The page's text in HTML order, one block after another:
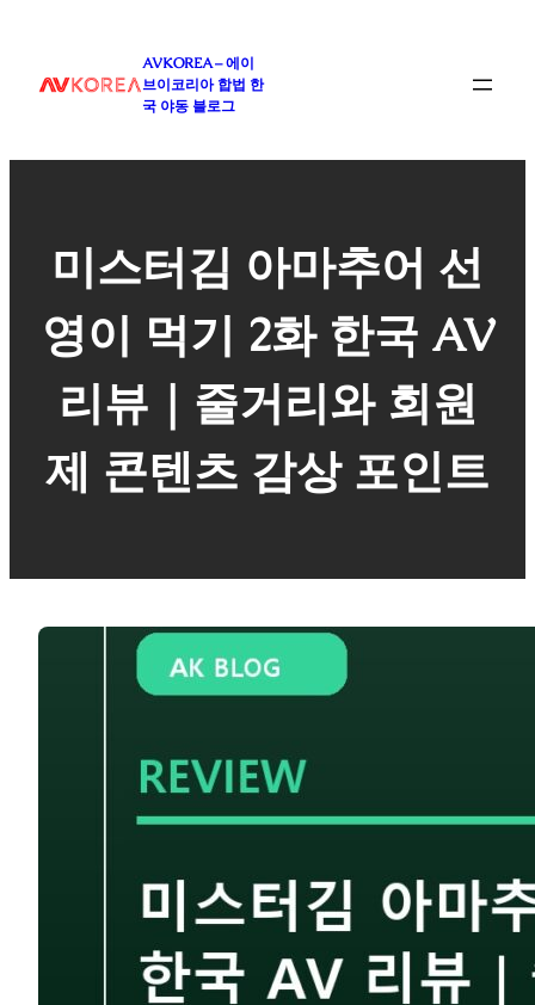
로
AVKOREA – 에이
브이코리아 합법 한
국 야동 블로그
미스터김 아마추어 선
영이 먹기 2화 한국 AV
리뷰｜줄거리와 회원
제 콘텐츠 감상 포인트